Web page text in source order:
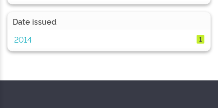
Date issued
2014
1